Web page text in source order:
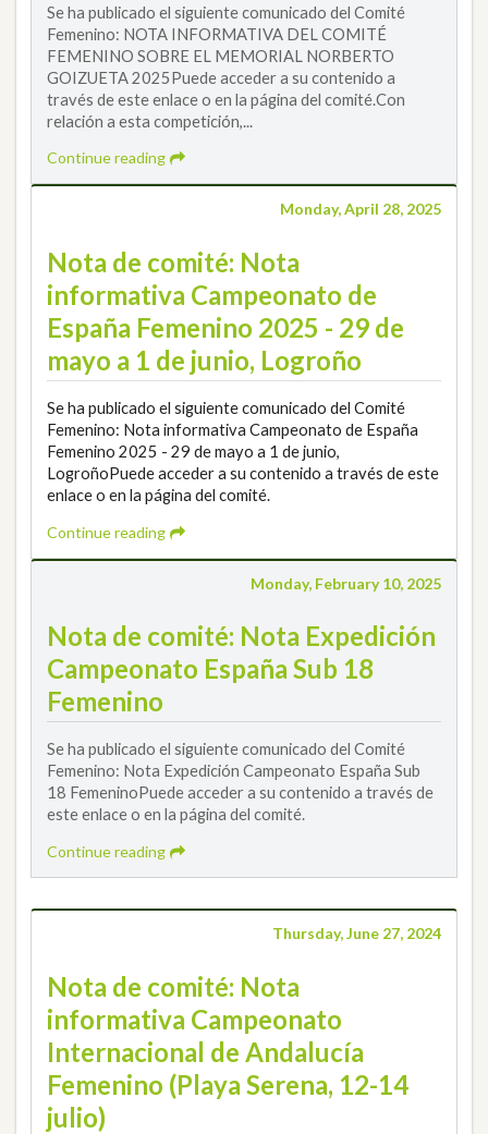
Se ha publicado el siguiente comunicado del Comité
Femenino: NOTA INFORMATIVA DEL COMITÉ
FEMENINO SOBRE EL MEMORIAL NORBERTO
GOIZUETA 2025Puede acceder a su contenido a
través de este enlace o en la página del comité.Con
relación a esta competición,...
Continue reading
Monday, April 28, 2025
Nota de comité: Nota
informativa Campeonato de
España Femenino 2025 - 29 de
mayo a 1 de junio, Logroño
Se ha publicado el siguiente comunicado del Comité
Femenino: Nota informativa Campeonato de España
Femenino 2025 - 29 de mayo a 1 de junio,
LogroñoPuede acceder a su contenido a través de este
enlace o en la página del comité.
Continue reading
Monday, February 10, 2025
Nota de comité: Nota Expedición
Campeonato España Sub 18
Femenino
Se ha publicado el siguiente comunicado del Comité
Femenino: Nota Expedición Campeonato España Sub
18 FemeninoPuede acceder a su contenido a través de
este enlace o en la página del comité.
Continue reading
Thursday, June 27, 2024
Nota de comité: Nota
informativa Campeonato
Internacional de Andalucía
Femenino (Playa Serena, 12-14
julio)